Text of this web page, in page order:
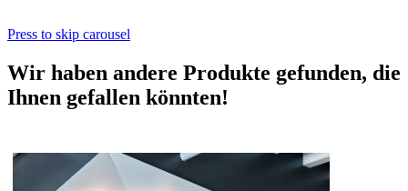
Press to skip carousel
Wir haben andere Produkte gefunden, die
Ihnen gefallen könnten!